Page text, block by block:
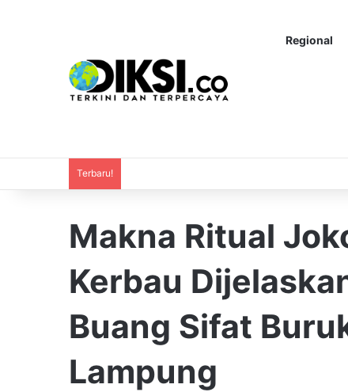
Regional
Terbaru!
Makna Ritual
Kerbau
Buang Sifat
Lampung